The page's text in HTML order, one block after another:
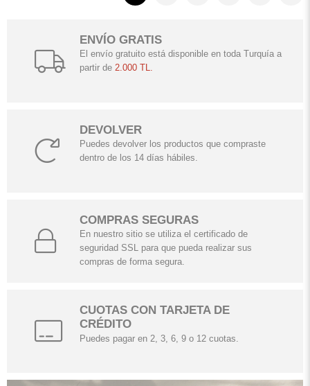
ENVÍO GRATIS
El envío gratuito está disponible en toda Turquía a
partir de 2.000 TL.
DEVOLVER
Puedes devolver los productos que compraste
dentro de los 14 días hábiles.
COMPRAS SEGURAS
En nuestro sitio se utiliza el certificado de
seguridad SSL para que pueda realizar sus
compras de forma segura.
CUOTAS CON TARJETA DE
CRÉDITO
Puedes pagar en 2, 3, 6, 9 o 12 cuotas.